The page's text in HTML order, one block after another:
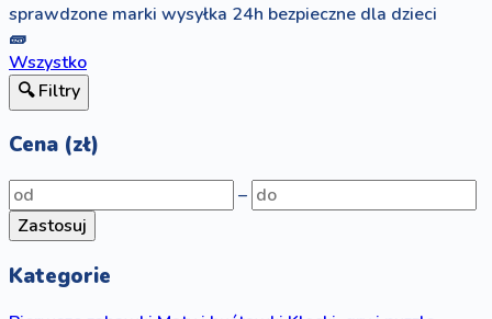
sprawdzone marki wysyłka 24h bezpieczne dla dzieci
🧱
Wszystko
🔍 Filtry
Cena (zł)
–
Zastosuj
Kategorie